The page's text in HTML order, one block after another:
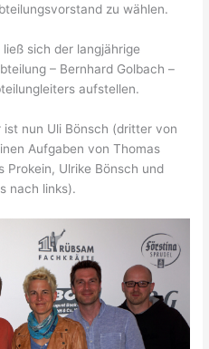
zu wählen.
sich der langjährige
– Bernhard Golbach –
aufstellen.
nun Uli Bönsch (dritter von
Aufgaben von Thomas
Prokein, Ulrike Bönsch und
nach links).